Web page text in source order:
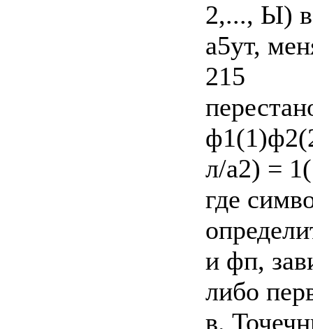
2,..., Ы)
а5ут,
215
л/а2) =
где
и фп,
либо
в.